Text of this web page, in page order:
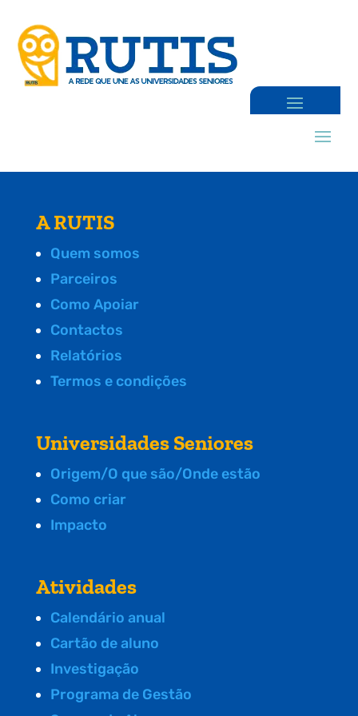
A RUTIS
Quem somos
Parceiros
Como Apoiar
Contactos
Relatórios
Termos e condições
Universidades Seniores
Origem/O que são/Onde estão
Como criar
Impacto
Atividades
Calendário anual
Cartão de aluno
Investigação
Programa de Gestão